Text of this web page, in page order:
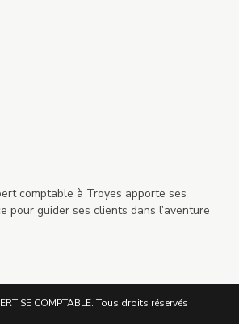
comptable à Troyes apporte ses
pour guider ses clients dans l’aventure
COMPTABLE. Tous droits réservés